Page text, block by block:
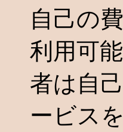
自己の
利用可
者は自
ービス